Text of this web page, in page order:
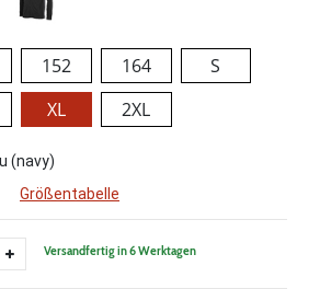
152 164
S
XL 2XL
(navy)
Größentabelle
Versandfertig in 6 Werktagen